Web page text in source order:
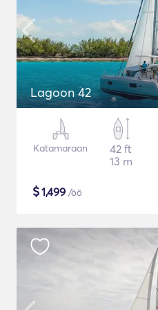
Lagoon 42
Katamaraan
42 ft
13 m
$1,499 /öö